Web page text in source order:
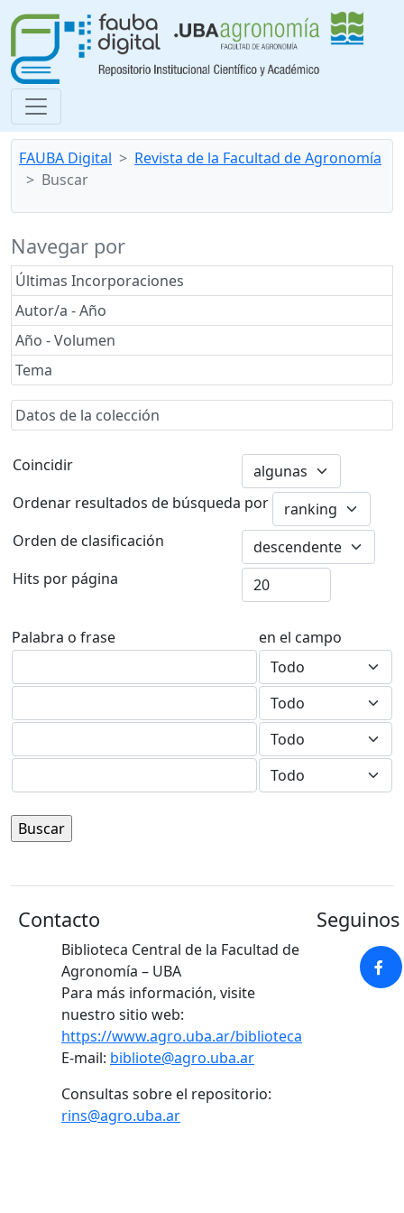
FAUBA Digital
Revista de la Facultad de Agronomía
Buscar
Navegar por
Últimas Incorporaciones
Autor/a - Año
Año - Volumen
Tema
Datos de la colección
Coincidir
Ordenar resultados de búsqueda por
Orden de clasificación
Hits por página
Palabra o frase en el campo
Contacto
Biblioteca Central de la Facultad de
Agronomía – UBA
Para más información, visite
nuestro sitio web:
https://www.agro.uba.ar/biblioteca
E-mail: bibliote@agro.uba.ar
Consultas sobre el repositorio:
rins@agro.uba.ar